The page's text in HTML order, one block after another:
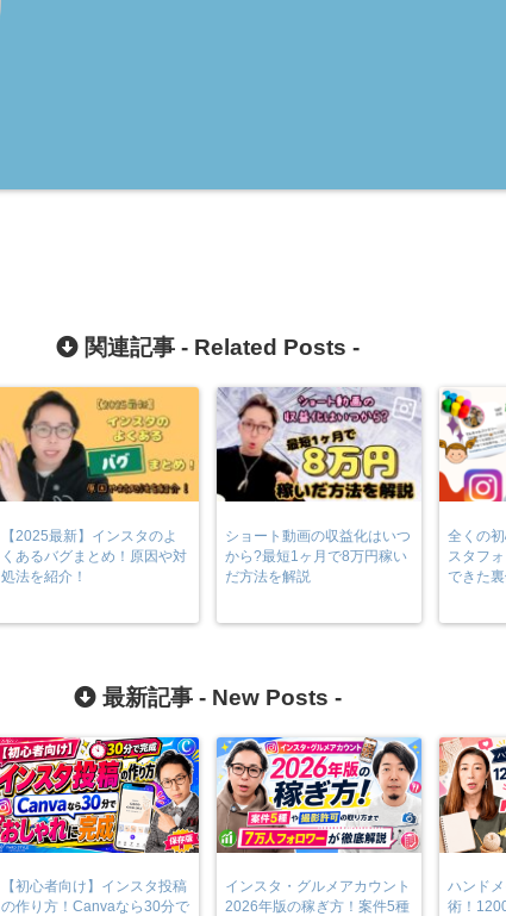
関連記事 - Related Posts -
【2025最新】インスタのよ
くあるバグまとめ！原因や対
処法を紹介！
ショート動画の収益化はいつ
から?最短1ヶ月で8万円稼い
だ方法を解説
全くの
スタフ
できた
最新記事 - New Posts -
【初心者向け】インスタ投稿
の作り方！Canvaなら30分で
インスタ・グルメアカウント
2026年版の稼ぎ方！案件5種
ハンド
術！